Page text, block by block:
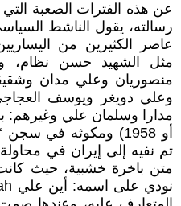
عن هذه الفترات الصعبة
رسالته، يقول الناشط
عاصر الكثيرين من
مثل الشهيد حسن نظام،
منصوريان وعلي مدان
وعلي دويغر ويوسف
أو 1958) ومكوثه في
تم نفيه إلى إيران في
متن باخرة خشبية، حيث كانت